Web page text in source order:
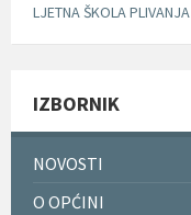
LJETNA ŠKOLA PLIVANJA
IZBORNIK
NOVOSTI
O OPĆINI